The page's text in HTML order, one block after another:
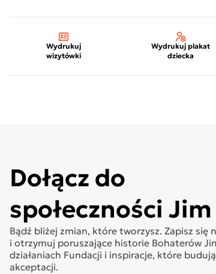
Wydrukuj
wizytówki
Wydrukuj plakat
dziecka
Dołącz do
społeczności Jim
Bądź bliżej zmian, które tworzysz. Zapisz się
i otrzymuj poruszające historie Bohaterów
działaniach Fundacji i inspiracje, które
akceptacji.